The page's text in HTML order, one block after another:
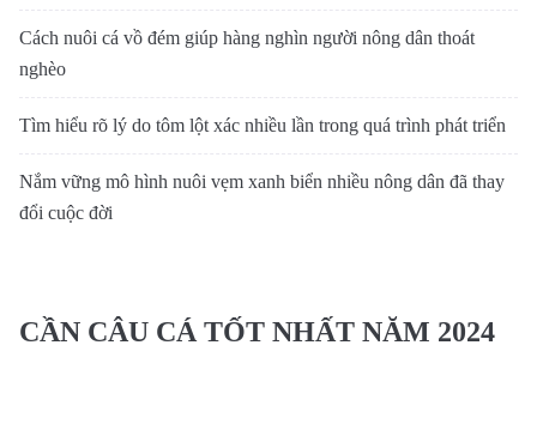
Cách nuôi cá vồ đém giúp hàng nghìn người nông dân thoát
nghèo
Tìm hiểu rõ lý do tôm lột xác nhiều lần trong quá trình phát triển
Nắm vững mô hình nuôi vẹm xanh biển nhiều nông dân đã thay
đổi cuộc đời
CẦN CÂU CÁ TỐT NHẤT NĂM 2024